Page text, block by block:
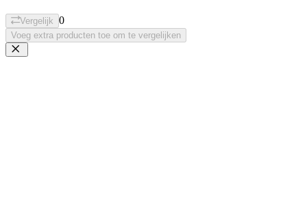
Vergelijk 0
Voeg extra producten toe om te vergelijken